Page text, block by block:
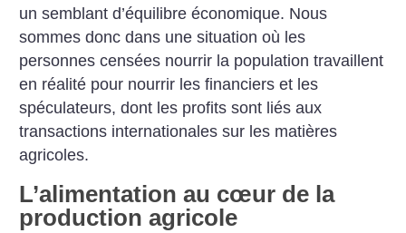
un semblant d’équilibre économique. Nous
sommes donc dans une situation où les
personnes censées nourrir la population travaillent
en réalité pour nourrir les financiers et les
spéculateurs, dont les profits sont liés aux
transactions internationales sur les matières
agricoles.
L’alimentation au cœur de la
production agricole